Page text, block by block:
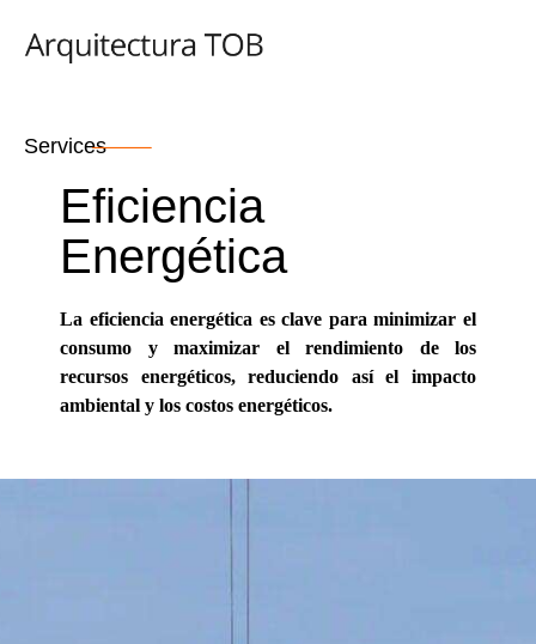
Services
Eficiencia
Energética
La eficiencia energética es clave para minimizar el
consumo y maximizar el rendimiento de los
recursos energéticos, reduciendo así el impacto
ambiental y los costos energéticos.